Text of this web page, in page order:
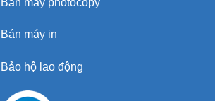
Bán máy in
Bảo hộ lao động